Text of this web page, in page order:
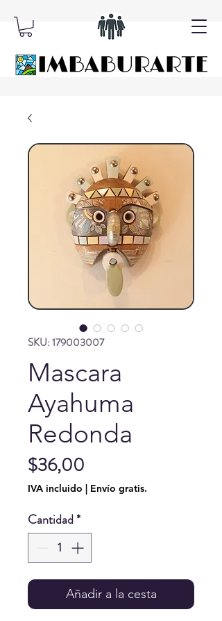
SKU: 179003007
Mascara
Ayahuma
Redonda
$36,00
IVA incluido | Envío gratis.
Cantidad*
Añadir a la cesta